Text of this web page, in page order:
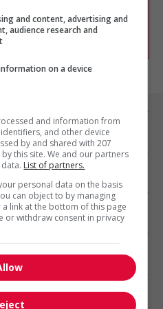
en vousinscrivant
and content, advertising and
audience research and
on a device
and information from
and other device
by and shared with 207
this site. We and our partners
List of partners.
personal data on the basis
can object to by managing
link at the bottom of this page
or withdraw consent in privacy